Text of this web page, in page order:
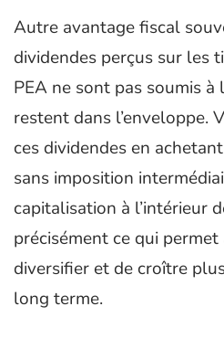
Autre avantage fiscal
dividendes perçus sur les
PEA ne sont pas soumis à
restent dans l’enveloppe.
ces dividendes en
sans imposition
capitalisation à l’intérieur
précisément ce qui
diversifier et de croître
long terme.